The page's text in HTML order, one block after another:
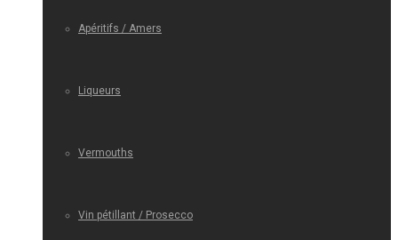
Apéritifs / Amers
Liqueurs
Vermouths
Vin pétillant / Prosecco